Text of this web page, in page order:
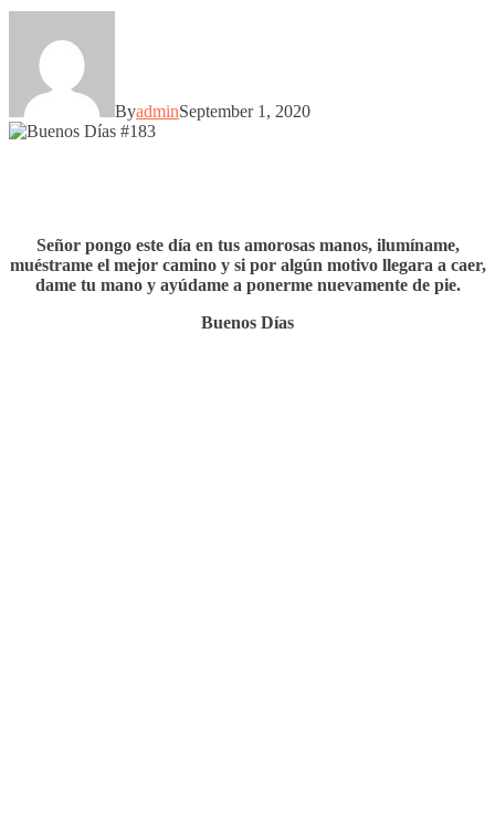
ByadminSeptember 1, 2020
Señor pongo este día en tus amorosas manos, ilumíname,
muéstrame el mejor camino y si por algún motivo llegara a caer,
dame tu mano y ayúdame a ponerme nuevamente de pie.
Buenos Días